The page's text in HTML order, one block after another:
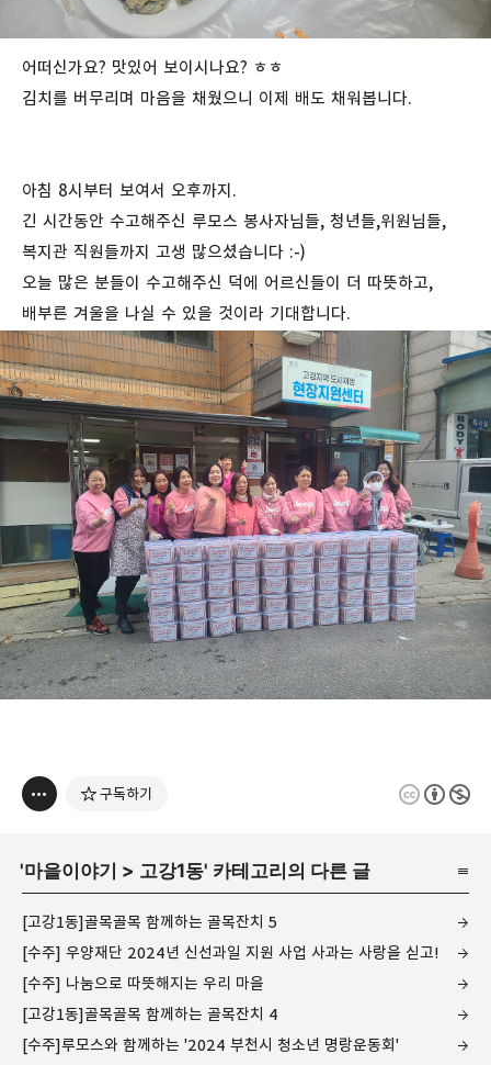
어떠신가요? 맛있어 보이시나요? ㅎㅎ
김치를 버무리며 마음을 채웠으니 이제 배도 채워봅니다.
아침 8시부터 보여서 오후까지.
긴 시간동안 수고해주신 루모스 봉사자님들, 청년들,위원님들,
복지관 직원들까지 고생 많으셨습니다 :-)
오늘 많은 분들이 수고해주신 덕에 어르신들이 더 따뜻하고,
배부른 겨울을 나실 수 있을 것이라 기대합니다.
구독하기
'마을이야기 > 고강1동' 카테고리의 다른 글
[고강1동]골목골목 함께하는 골목잔치 5
[수주] 우양재단 2024년 신선과일 지원 사업 사과는 사랑을 싣고!
[수주] 나눔으로 따뜻해지는 우리 마을
[고강1동]골목골목 함께하는 골목잔치 4
[수주]루모스와 함께하는 '2024 부천시 청소년 명랑운동회'